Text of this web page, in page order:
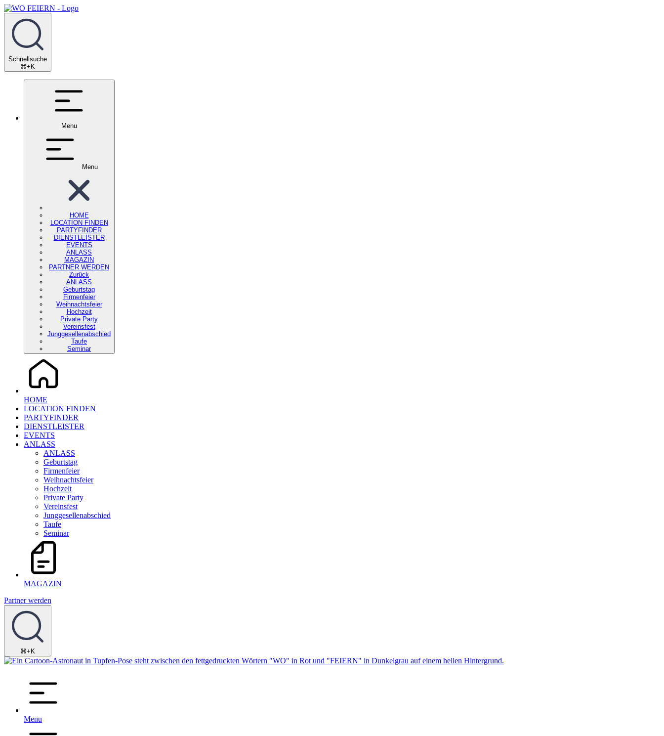
Schnellsuche
⌘+K
Menu
Menu
HOME
LOCATION FINDEN
PARTYFINDER
DIENSTLEISTER
EVENTS
ANLASS
MAGAZIN
PARTNER WERDEN
Zurück
ANLASS
Geburtstag
Firmenfeier
Weihnachtsfeier
Hochzeit
Private Party
Vereinsfest
Junggesellenabschied
Taufe
Seminar
HOME
LOCATION FINDEN
PARTYFINDER
DIENSTLEISTER
EVENTS
ANLASS
ANLASS
Geburtstag
Firmenfeier
Weihnachtsfeier
Hochzeit
Private Party
Vereinsfest
Junggesellenabschied
Taufe
Seminar
MAGAZIN
Partner werden
⌘+K
Menu